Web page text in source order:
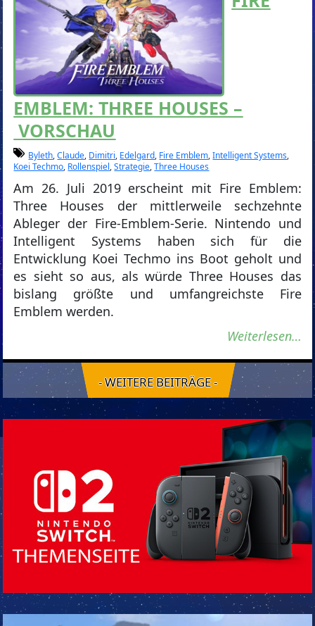
EMBLEM: THREE HOUSES –
VORSCHAU
Byleth,Claude, Dimitri, Edelgard, Fire Emblem,Intelligent Systems,
Koei Techmo, Rollenspiel,Strategie,Three Houses
Am 26. Juli 2019 erscheint mit Fire Emblem:
Three Houses der mittlerweile sechzehnte
Ableger der Fire-Emblem-Serie. Nintendo und
Intelligent Systems haben sich für die
Entwicklung Koei Techmo ins Boot geholt und
es sieht so aus, als würde Three Houses das
bislang größte und umfangreichste Fire
Emblem werden.
Weiterlesen…
- WEITERE BEITRÄGE -